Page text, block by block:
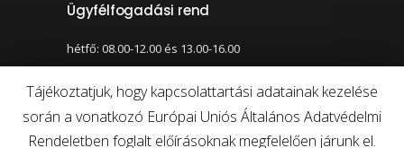
Ügyfélfogadási rend
hétfő: 08.00-12.00 és 13.00-16.00
szerda: 08.00-12.00 és 13.00-17.00
Nagy kontraszt váltása
Betűméret váltása
Tájékoztatjuk, hogy kapcsolattartási adatainak kezelése
során a vonatkozó Európai Uniós Általános Adatvédelmi
Rendeletben foglalt előírásoknak megfelelően járunk el.